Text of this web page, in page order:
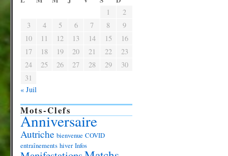
1
2
3
4 5 6 7 8
9
10
11 12 13 14 15
16
17
18 19 20 21 22
23
24
25 26 27 28 29
30
31
« Juil
Mots-Clefs
Anniversaire
Autriche bienvenue COVID
entraînements hiver Infos